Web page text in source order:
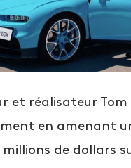
et réalisateur Tom
en amenant
millions de dollars